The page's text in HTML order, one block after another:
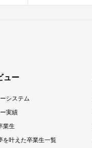
ュー
システム
実績
業生
を叶えた卒業生一覧